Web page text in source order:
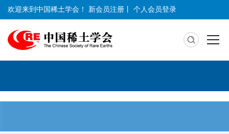
欢迎来到中国稀土学会！ 新会员注册 个人会员登录